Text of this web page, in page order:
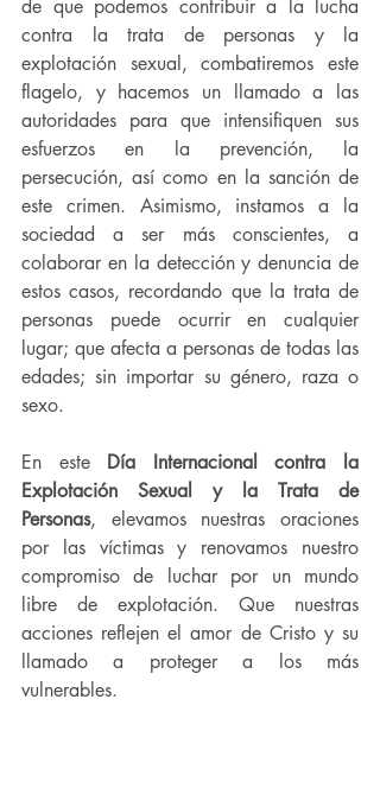
de que podemos contribuir a la lucha
contra la trata de personas y la
explotación sexual, combatiremos este
flagelo, y hacemos un llamado a las
autoridades para que intensifiquen sus
esfuerzos en la prevención, la
persecución, así como en la sanción de
este crimen. Asimismo, instamos a la
sociedad a ser más conscientes, a
colaborar en la detección y denuncia de
estos casos, recordando que la trata de
personas puede ocurrir en cualquier
lugar; que afecta a personas de todas las
edades; sin importar su género, raza o
sexo.
En este Día Internacional contra la
Explotación Sexual y la Trata de
Personas, elevamos nuestras oraciones
por las víctimas y renovamos nuestro
compromiso de luchar por un mundo
libre de explotación. Que nuestras
acciones reflejen el amor de Cristo y su
llamado a proteger a los más
vulnerables.